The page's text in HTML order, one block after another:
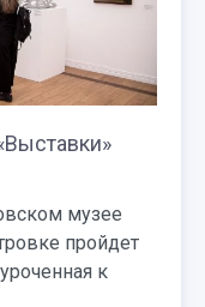
музее
пройдет
к